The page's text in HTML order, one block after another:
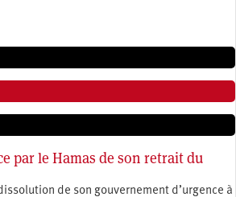
par le Hamas de son retrait du
de son gouvernement d’urgence à